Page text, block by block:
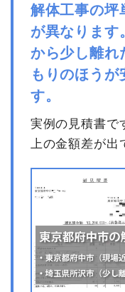
品名
内装解体店舗40坪1階建
養生費
諸経費
小計
解体工事の坪
が異なります
から少し離れ
もりのほうが
す。
実例の見積書で
上の金額差が出